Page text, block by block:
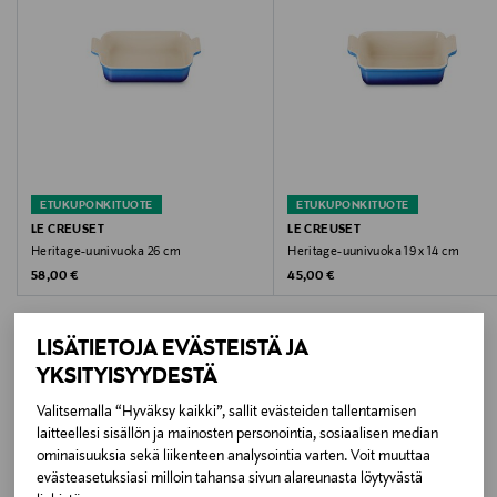
LISÄTIETOJA EVÄSTEISTÄ JA
YKSITYISYYDESTÄ
Valitsemalla “Hyväksy kaikki”, sallit evästeiden tallentamisen
laitteellesi sisällön ja mainosten personointia, sosiaalisen median
ominaisuuksia sekä liikenteen analysointia varten. Voit muuttaa
evästeasetuksiasi milloin tahansa sivun alareunasta löytyvästä
Noudata tuotteen hoito- ja pesuohjeistuksia
huolellisesti. Voidaan pestä astianpesukoneessa.
Väri
SEA SALT
26 cm
Valmistajan tuotenumero
71102267170001
ETUKUPONKITUOTE
LE CREUSET
Heritage-uunivuoka 26 cm
Original Price
58,00 €
ETUKUPONKITUOTE
LE CREUSET
Heritage-uunivuoka 19 x 14 cm
Original Price
45,00 €
LISÄÄ KIINNOSTAVIA
TUOTTEITA